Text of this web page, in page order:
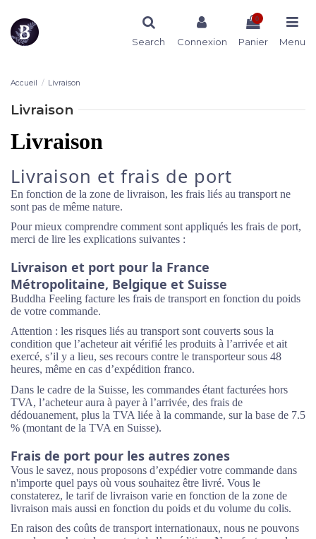
Search Connexion
0
Panier Menu
Accueil Livraison
Livraison
Livraison
Livraison et frais de port
En fonction de la zone de livraison, les frais liés au transport ne
sont pas de même nature.
Pour mieux comprendre comment sont appliqués les frais de port,
merci de lire les explications suivantes :
Livraison et port pour la France
Métropolitaine, Belgique et Suisse
Buddha Feeling facture les frais de transport en fonction du poids
de votre commande.
Attention : les risques liés au transport sont couverts sous la
condition que l’acheteur ait vérifié les produits à l’arrivée et ait
exercé, s’il y a lieu, ses recours contre le transporteur sous 48
heures, même en cas d’expédition franco.
Dans le cadre de la Suisse, les commandes étant facturées hors
TVA, l’acheteur aura à payer à l’arrivée, des frais de
dédouanement, plus la TVA liée à la commande, sur la base de 7.5
% (montant de la TVA en Suisse).
Frais de port pour les autres zones
Vous le savez, nous proposons d’expédier votre commande dans
n'importe quel pays où vous souhaitez être livré. Vous le
constaterez, le tarif de livraison varie en fonction de la zone de
livraison mais aussi en fonction du poids et du volume du colis.
En raison des coûts de transport internationaux, nous ne pouvons